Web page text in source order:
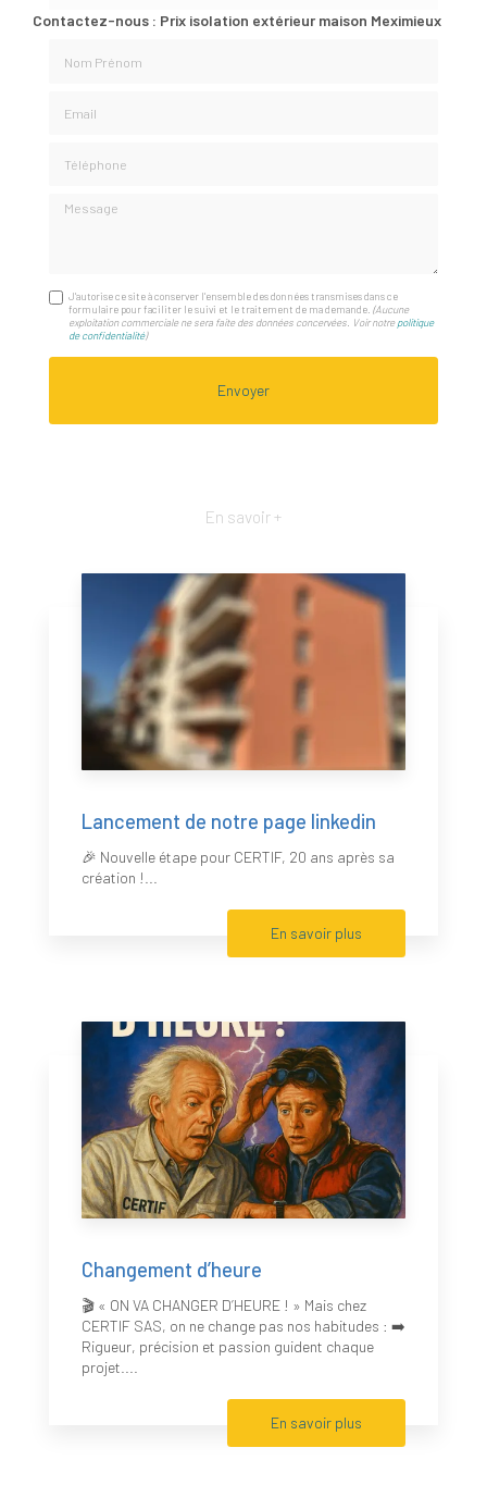
Contactez-nous : Prix isolation extérieur maison Meximieux
Message
J'autorise ce site à conserver l'ensemble des données transmises dans ce
formulaire pour faciliter le suivi et le traitement de ma demande.(Aucune
exploitation commerciale ne sera faite des données concervées. Voir notrepolitique
de confidentialité)
En savoir +
Lancement de notre page linkedin
🎉 Nouvelle étape pour CERTIF, 20 ans après sa
création !...
En savoir plus
Changement d’heure
🎬 « ON VA CHANGER D’HEURE ! » Mais chez
CERTIF SAS, on ne change pas nos habitudes : ➡️
Rigueur, précision et passion guident chaque
projet....
En savoir plus